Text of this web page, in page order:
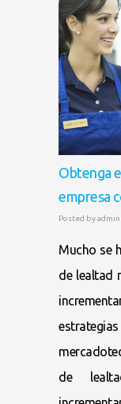
Obtenga
empresa
Posted byadmin
Mucho se
de lealtad
de